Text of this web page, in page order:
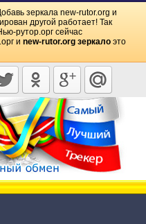
зеркала new-rutor.org и
другой работает! Так
рутор.орг сейчас
и new-rutor.org зеркало это